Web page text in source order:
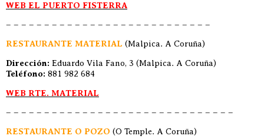
WEB EL PUERTO FISTERRA
– – – – – – – – – – – – – – – – – – – – – – – – – – –
RESTAURANTE MATERIAL (Malpica. A Coruña)
Dirección: Eduardo Vila Fano, 3 (Malpica. A Coruña)
Teléfono: 881 982 684
WEB RTE. MATERIAL
– – – – – – – – – – – – – – – – – – – – – – – – – – – – – –
RESTAURANTE O POZO (O Temple. A Coruña)